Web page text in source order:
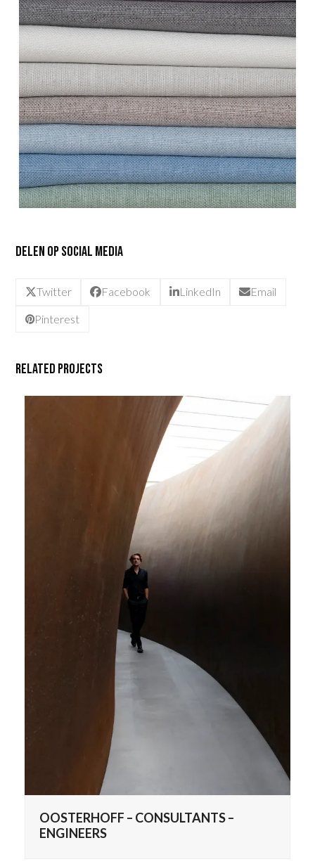
Delen op social media
Twitter Facebook LinkedIn Email
Pinterest
Related Projects
OOSTERHOFF – CONSULTANTS –
ENGINEERS